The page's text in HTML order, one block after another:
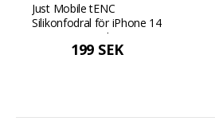
Just Mobile tENC
Silikonfodral för iPhone 14
(passar även iPhone 13
basmodell) - Rosa
199 SEK